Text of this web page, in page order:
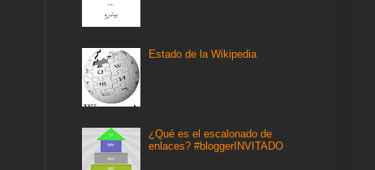
Estado de la Wikipedia
¿Qué es el escalonado de
enlaces? #bloggerINVITADO